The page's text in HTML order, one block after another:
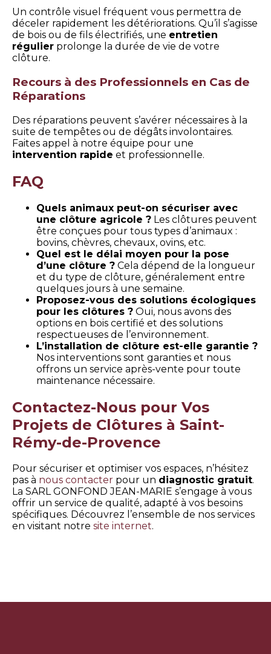
Un contrôle visuel fréquent vous permettra de
déceler rapidement les détériorations. Qu’il s’agisse
de bois ou de fils électrifiés, une entretien
régulier prolonge la durée de vie de votre
clôture.
Recours à des Professionnels en Cas de
Réparations
Des réparations peuvent s’avérer nécessaires à la
suite de tempêtes ou de dégâts involontaires.
Faites appel à notre équipe pour une
intervention rapide et professionnelle.
FAQ
Quels animaux peut-on sécuriser avec
une clôture agricole ? Les clôtures peuvent
être conçues pour tous types d’animaux :
bovins, chèvres, chevaux, ovins, etc.
Quel est le délai moyen pour la pose
d’une clôture ? Cela dépend de la longueur
et du type de clôture, généralement entre
quelques jours à une semaine.
Proposez-vous des solutions écologiques
pour les clôtures ? Oui, nous avons des
options en bois certifié et des solutions
respectueuses de l’environnement.
L’installation de clôture est-elle garantie ?
Nos interventions sont garanties et nous
offrons un service après-vente pour toute
maintenance nécessaire.
Contactez-Nous pour Vos
Projets de Clôtures à Saint-
Rémy-de-Provence
Pour sécuriser et optimiser vos espaces, n’hésitez
pas à nous contacter pour un diagnostic gratuit.
La SARL GONFOND JEAN-MARIE s’engage à vous
offrir un service de qualité, adapté à vos besoins
spécifiques. Découvrez l’ensemble de nos services
en visitant notre site internet.